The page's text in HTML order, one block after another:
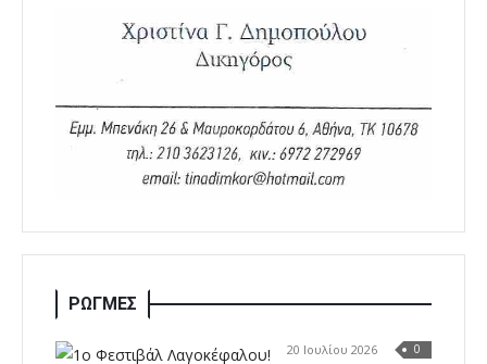
ΡΩΓΜΕΣ
20 Ιουλίου 2026 0